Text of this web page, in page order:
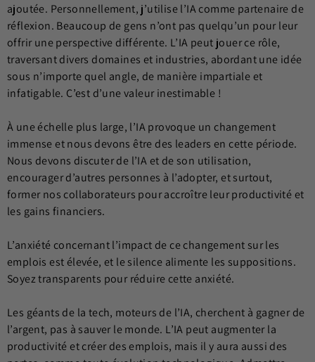
ajoutée. Personnellement, j’utilise l’IA comme partenaire de
réflexion. Beaucoup de gens n’ont pas quelqu’un pour leur
offrir une perspective différente. L’IA peut jouer ce rôle,
traversant divers domaines et industries, abordant une idée
sous n’importe quel angle, de manière impartiale et
infatigable. C’est d’une valeur inestimable !
À une échelle plus large, l’IA provoque un changement
immense et nous devons être des leaders en cette période.
Nous devons discuter de l’IA et de son utilisation,
encourager d’autres personnes à l’adopter, et surtout,
former nos collaborateurs pour accroître leur productivité et
les gains financiers.
L’anxiété concernant l’impact de ce changement sur les
emplois est élevée, et le silence alimente les suppositions.
Soyez transparents pour réduire cette anxiété.
Les géants de la tech, moteurs de l’IA, cherchent à gagner de
l’argent, pas à sauver le monde. L’IA peut augmenter la
productivité et créer des emplois, mais il y aura aussi des